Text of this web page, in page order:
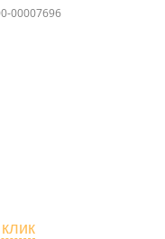
00007696